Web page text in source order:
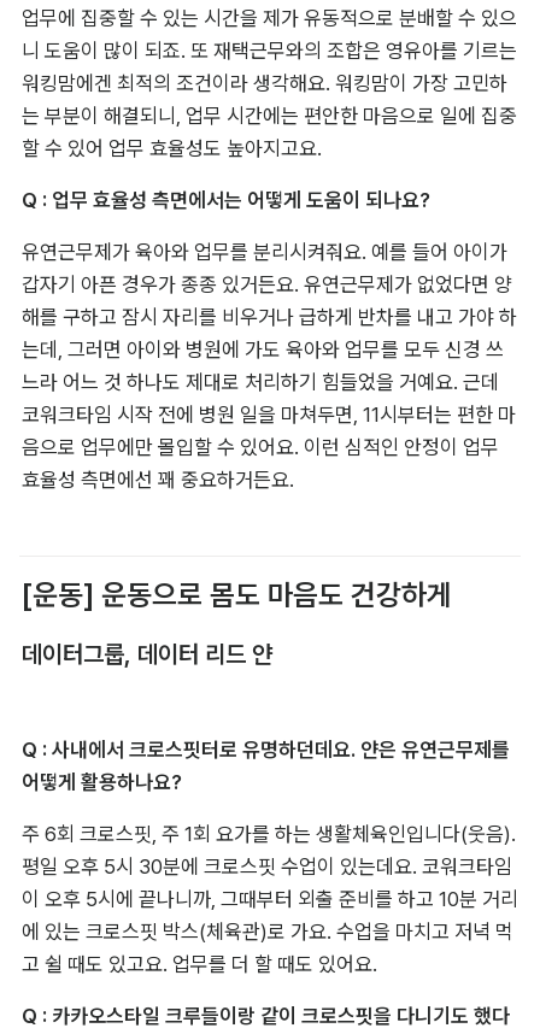
업무에 집중할 수 있는 시간을 제가 유동적으로 분배할 수 있으
니 도움이 많이 되죠. 또 재택근무와의 조합은 영유아를 기르는
워킹맘에겐 최적의 조건이라 생각해요. 워킹맘이 가장 고민하
는 부분이 해결되니, 업무 시간에는 편안한 마음으로 일에 집중
할 수 있어 업무 효율성도 높아지고요.
Q : 업무 효율성 측면에서는 어떻게 도움이 되나요?
유연근무제가 육아와 업무를 분리시켜줘요. 예를 들어 아이가
갑자기 아픈 경우가 종종 있거든요. 유연근무제가 없었다면 양
해를 구하고 잠시 자리를 비우거나 급하게 반차를 내고 가야 하
는데, 그러면 아이와 병원에 가도 육아와 업무를 모두 신경 쓰
느라 어느 것 하나도 제대로 처리하기 힘들었을 거예요. 근데
코워크타임 시작 전에 병원 일을 마쳐두면, 11시부터는 편한 마
음으로 업무에만 몰입할 수 있어요. 이런 심적인 안정이 업무
효율성 측면에선 꽤 중요하거든요.
[운동] 운동으로 몸도 마음도 건강하게
데이터그룹, 데이터 리드 얀
Q : 사내에서 크로스핏터로 유명하던데요. 얀은 유연근무제를
어떻게 활용하나요?
주 6회 크로스핏, 주 1회 요가를 하는 생활체육인입니다(웃음).
평일 오후 5시 30분에 크로스핏 수업이 있는데요. 코워크타임
이 오후 5시에 끝나니까, 그때부터 외출 준비를 하고 10분 거리
에 있는 크로스핏 박스(체육관)로 가요. 수업을 마치고 저녁 먹
고 쉴 때도 있고요. 업무를 더 할 때도 있어요.
Q : 카카오스타일 크루들이랑 같이 크로스핏을 다니기도 했다